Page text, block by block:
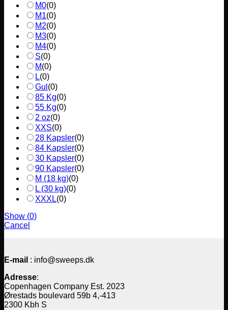
M0(0)
M1(0)
M2(0)
M3(0)
M4(0)
S(0)
M(0)
L(0)
Gul (0)
85 Kg(0)
55 Kg(0)
2 oz(0)
XXS(0)
28 Kapsler(0)
84 Kapsler(0)
30 Kapsler(0)
90 Kapsler(0)
M (18 kg)(0)
L (30 kg)(0)
XXXL(0)
Show (0)
Cancel
E-mail : info@sweeps.dk
Adresse:
Copenhagen Company Est. 2023
Ørestads boulevard 59b 4,-413
2300 Kbh S